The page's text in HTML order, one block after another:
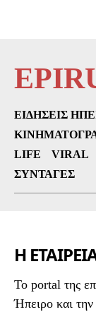
ΕΙΔΉΣΕΙΣ
LIFE
VIRAL
ΣΥΝΤΑΓΈΣ
Η
To portal της
Ήπειρο και